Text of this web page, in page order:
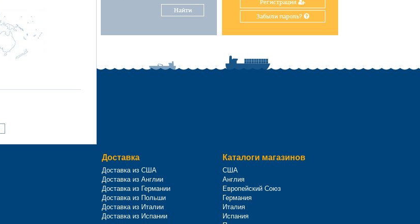
Найти
Регистрация
Забыли пароль?
Доставка
Доставка из США
Доставка из Англии
Доставка из Германии
Доставка из Польши
Доставка из Италии
Доставка из Испании
Каталоги магазинов
США
Англия
Европейский Союз
Германия
Италия
Испания